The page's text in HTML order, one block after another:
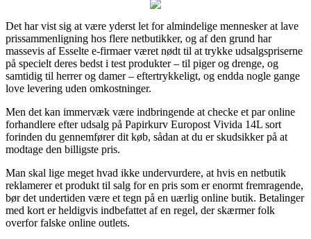
Det har vist sig at være yderst let for almindelige mennesker at lave
prissammenligning hos flere netbutikker, og af den grund har
massevis af Esselte e-firmaer været nødt til at trykke udsalgspriserne
på specielt deres bedst i test produkter – til piger og drenge, og
samtidig til herrer og damer – eftertrykkeligt, og endda nogle gange
love levering uden omkostninger.
Men det kan immervæk være indbringende at checke et par online
forhandlere efter udsalg på Papirkurv Europost Vivida 14L sort
forinden du gennemfører dit køb, sådan at du er skudsikker på at
modtage den billigste pris.
Man skal lige meget hvad ikke undervurdere, at hvis en netbutik
reklamerer et produkt til salg for en pris som er enormt fremragende,
bør det undertiden være et tegn på en uærlig online butik. Betalinger
med kort er heldigvis indbefattet af en regel, der skærmer folk
overfor falske online outlets.